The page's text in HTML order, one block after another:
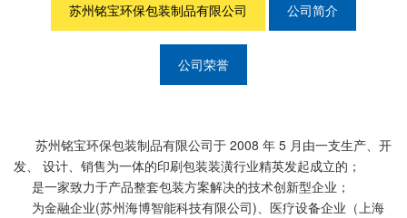
苏州铭宝环保包装制品有限公司 公司简介
公司荣誉
苏州铭宝环保包装制品有限公司于 2008 年 5 月由一支生产、开
发、 设计、销售为一体的印刷包装装潢行业精英发起成立的；
是一家致力于产品整套包装方案解决的技术创新型企业；
为金融企业(苏州海博智能科技有限公司)、医疗设备企业（上海